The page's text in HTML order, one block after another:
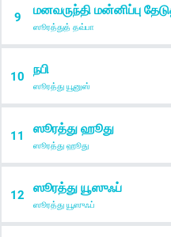
9 மனவருந்தி மன்னிப்பு
ஸூரத்துத் தவ்பா
10 நபி
ஸூரத்து யூனுஸ்
11 ஸூரத்து ஹூது
ஸூரத்து ஹூது
12 ஸூரத்து யூஸுஃப்
ஸூரத்து யூஸுஃப்